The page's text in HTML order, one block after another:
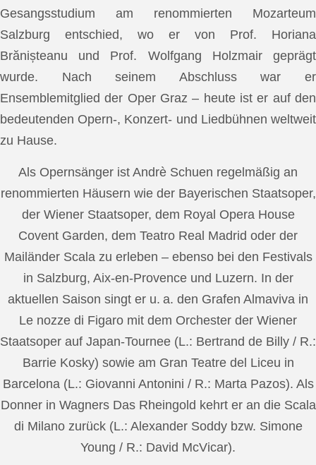
Gesangsstudium am renommierten Mozarteum
Salzburg entschied, wo er von Prof. Horiana
Brănișteanu und Prof. Wolfgang Holzmair geprägt
wurde. Nach seinem Abschluss war er
Ensemblemitglied der Oper Graz – heute ist er auf den
bedeutenden Opern-, Konzert- und Liedbühnen weltweit
zu Hause.
Als Opernsänger ist Andrè Schuen regelmäßig an
renommierten Häusern wie der Bayerischen Staatsoper,
der Wiener Staatsoper, dem Royal Opera House
Covent Garden, dem Teatro Real Madrid oder der
Mailänder Scala zu erleben – ebenso bei den Festivals
in Salzburg, Aix-en-Provence und Luzern. In der
aktuellen Saison singt er u. a. den Grafen Almaviva in
Le nozze di Figaro mit dem Orchester der Wiener
Staatsoper auf Japan-Tournee (L.: Bertrand de Billy / R.:
Barrie Kosky) sowie am Gran Teatre del Liceu in
Barcelona (L.: Giovanni Antonini / R.: Marta Pazos). Als
Donner in Wagners Das Rheingold kehrt er an die Scala
di Milano zurück (L.: Alexander Soddy bzw. Simone
Young / R.: David McVicar).